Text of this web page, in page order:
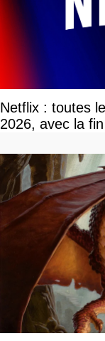
Netflix : toutes
2026, avec la